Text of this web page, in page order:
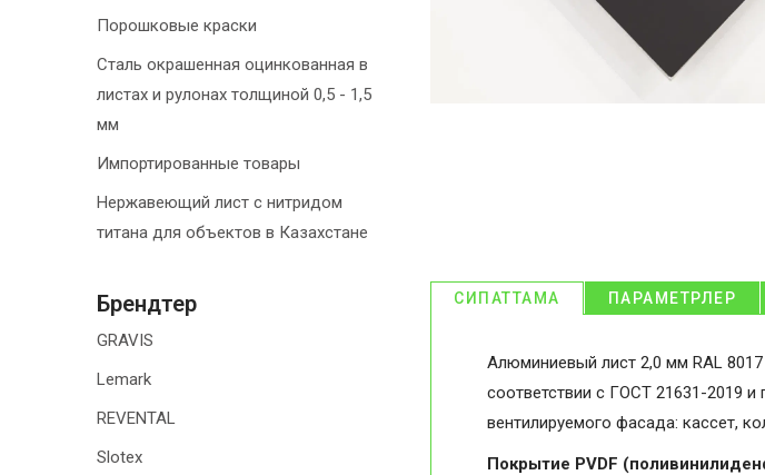
СИПАТТАМА ПАРАМЕТРЛЕР
Алюминиевый лист 2,0 мм RAL
соответствии с ГОСТ 21631-2019 и
вентилируемого фасада: кассет,
Покрытие PVDF
Порошковые краски
Сталь окрашенная оцинкованная в
листах и рулонах толщиной 0,5 - 1,5
мм
Импортированные товары
Нержавеющий лист с нитридом
титана для объектов в Казахстане
Брендтер
GRAVIS
Lemark
REVENTAL
Slotex